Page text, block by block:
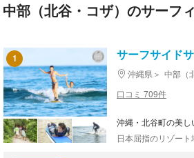
中部（北谷・コザ）のサーフ
1 サーフサイド
沖縄県 中部（
口コミ 709件
沖縄・北谷町の美し